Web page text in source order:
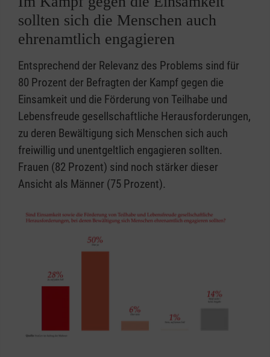
sollten sich die Menschen auch
ehrenamtlich engagieren
Entsprechend der Relevanz des Problems sind für
80 Prozent der Befragten der Kampf gegen die
Einsamkeit und die Förderung von Teilhabe und
Lebensfreude gesellschaftliche Herausforderungen,
zu deren Bewältigung sich Menschen sich auch
freiwillig und unentgeltlich engagieren sollten.
Frauen (82 Prozent) sind noch stärker dieser
Ansicht als Männer (75 Prozent).